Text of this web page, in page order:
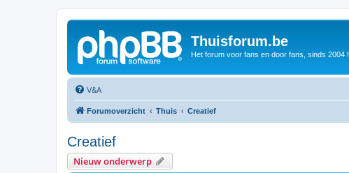
Thuisforum.be
Het forum voor fans en door fans, sinds 2004 !
V&A
Forumoverzicht Thuis Creatief
Creatief
Nieuw onderwerp